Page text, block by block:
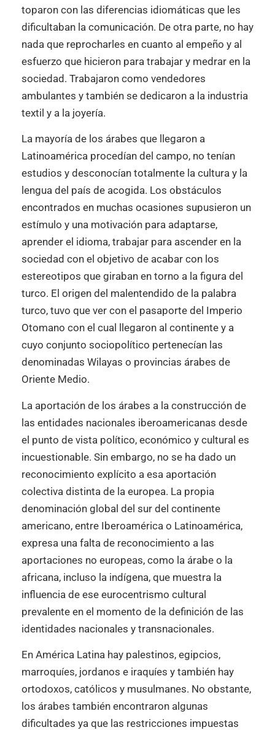
toparon con las diferencias idiomáticas que les
dificultaban la comunicación. De otra parte, no hay
nada que reprocharles en cuanto al empeño y al
esfuerzo que hicieron para trabajar y medrar en la
sociedad. Trabajaron como vendedores
ambulantes y también se dedicaron a la industria
textil y a la joyería.
La mayoría de los árabes que llegaron a
Latinoamérica procedían del campo, no tenían
estudios y desconocían totalmente la cultura y la
lengua del país de acogida. Los obstáculos
encontrados en muchas ocasiones supusieron un
estímulo y una motivación para adaptarse,
aprender el idioma, trabajar para ascender en la
sociedad con el objetivo de acabar con los
estereotipos que giraban en torno a la figura del
turco. El origen del malentendido de la palabra
turco, tuvo que ver con el pasaporte del Imperio
Otomano con el cual llegaron al continente y a
cuyo conjunto sociopolítico pertenecían las
denominadas Wilayas o provincias árabes de
Oriente Medio.
La aportación de los árabes a la construcción de
las entidades nacionales iberoamericanas desde
el punto de vista político, económico y cultural es
incuestionable. Sin embargo, no se ha dado un
reconocimiento explícito a esa aportación
colectiva distinta de la europea. La propia
denominación global del sur del continente
americano, entre Iberoamérica o Latinoamérica,
expresa una falta de reconocimiento a las
aportaciones no europeas, como la árabe o la
africana, incluso la indígena, que muestra la
influencia de ese eurocentrismo cultural
prevalente en el momento de la definición de las
identidades nacionales y transnacionales.
En América Latina hay palestinos, egipcios,
marroquíes, jordanos e iraquíes y también hay
ortodoxos, católicos y musulmanes. No obstante,
los árabes también encontraron algunas
dificultades ya que las restricciones impuestas